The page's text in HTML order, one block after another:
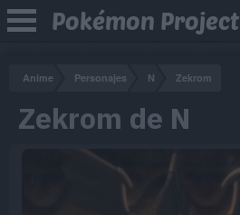
Pokémon Project
Anime Personajes N Zekrom
Zekrom de N